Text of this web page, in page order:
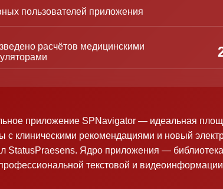
пользователей приложения
расчётов медицинскими
приложение SPNavigator — идеальная
с клиническими рекомендациями и новый
StatusPraesens. Ядро приложения —
текстовой и